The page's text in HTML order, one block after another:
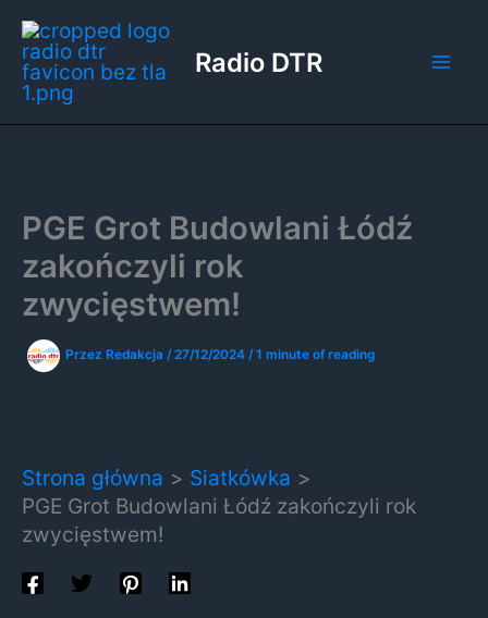
Przejdź
do
treści
Radio DTR
PGE Grot Budowlani Łódź
zakończyli rok
zwycięstwem!
Przez Redakcja /27/12/2024 /1 minute of reading
Strona główna
Siatkówka
PGE Grot Budowlani Łódź zakończyli rok
zwycięstwem!